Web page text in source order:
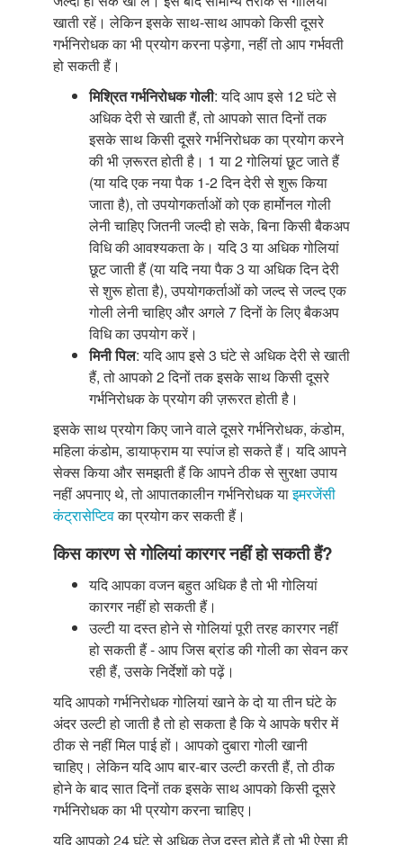
खाती रहें। लेकिन इसके साथ-साथ आपको किसी दूसरे
गर्भनिरोधक का भी प्रयोग करना पड़ेगा, नहीं तो आप गर्भवती
हो सकती हैं।
मिश्रित गर्भनिरोधक गोली: यदि आप इसे 12 घंटे से
अधिक देरी से खाती हैं, तो आपको सात दिनों तक
इसके साथ किसी दूसरे गर्भनिरोधक का प्रयोग करने
की भी ज़रूरत होती है। 1 या 2 गोलियां छूट जाते हैं
(या यदि एक नया पैक 1-2 दिन देरी से शुरू किया
जाता है), तो उपयोगकर्ताओं को एक हार्मोनल गोली
लेनी चाहिए जितनी जल्दी हो सके, बिना किसी बैकअप
विधि की आवश्यकता के। यदि 3 या अधिक गोलियां
छूट जाती हैं (या यदि नया पैक 3 या अधिक दिन देरी
से शुरू होता है), उपयोगकर्ताओं को जल्द से जल्द एक
गोली लेनी चाहिए और अगले 7 दिनों के लिए बैकअप
विधि का उपयोग करें।
मिनी पिल: यदि आप इसे 3 घंटे से अधिक देरी से खाती
हैं, तो आपको 2 दिनों तक इसके साथ किसी दूसरे
गर्भनिरोधक के प्रयोग की ज़रूरत होती है।
इसके साथ प्रयोग किए जाने वाले दूसरे गर्भनिरोधक, कंडोम,
महिला कंडोम, डायाफ्राम या स्पांज हो सकते हैं। यदि आपने
सेक्स किया और समझती हैं कि आपने ठीक से सुरक्षा उपाय
नहीं अपनाए थे, तो आपातकालीन गर्भनिरोधक याइमरजेंसी
कंट्रासेप्टिवका प्रयोग कर सकती हैं।
किस कारण से गोलियां कारगर नहीं हो सकती हैं?
यदि आपका वजन बहुत अधिक है तो भी गोलियां
कारगर नहीं हो सकती हैं।
उल्टी या दस्त होने से गोलियां पूरी तरह कारगर नहीं
हो सकती हैं - आप जिस ब्रांड की गोली का सेवन कर
रही हैं, उसके निर्देशों को पढ़ें।
यदि आपको गर्भनिरोधक गोलियां खाने के दो या तीन घंटे के
अंदर उल्टी हो जाती है तो हो सकता है कि ये आपके षरीर में
ठीक से नहीं मिल पाई हों। आपको दुबारा गोली खानी
चाहिए। लेकिन यदि आप बार-बार उल्टी करती हैं, तो ठीक
होने के बाद सात दिनों तक इसके साथ आपको किसी दूसरे
गर्भनिरोधक का भी प्रयोग करना चाहिए।
यदि आपको 24 घंटे से अधिक तेज दस्त होते हैं तो भी ऐसा ही